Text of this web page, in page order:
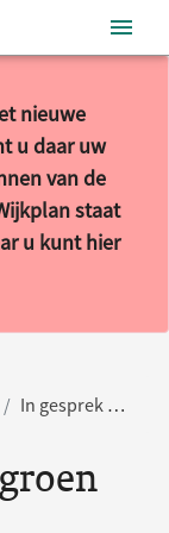
nieuwe
u daar uw
van de
staat
u kunt hier
In gesprek over het groen